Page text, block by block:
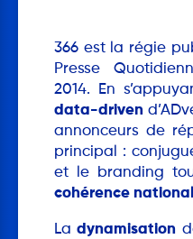
366 est la régie
Presse
2014. En
data-driven
annonceurs de
principal :
et le branding
cohérence
Ladynamisation